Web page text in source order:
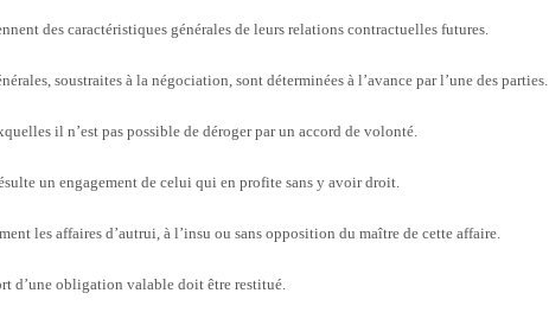
des caractéristiques générales de leurs relations contractuelles futures.
soustraites à la négociation, sont déterminées à l’avance par l’une des parties.
il n’est pas possible de déroger par un accord de volonté.
un engagement de celui qui en profite sans y avoir droit.
les affaires d’autrui, à l’insu ou sans opposition du maître de cette affaire.
d’une obligation valable doit être restitué.